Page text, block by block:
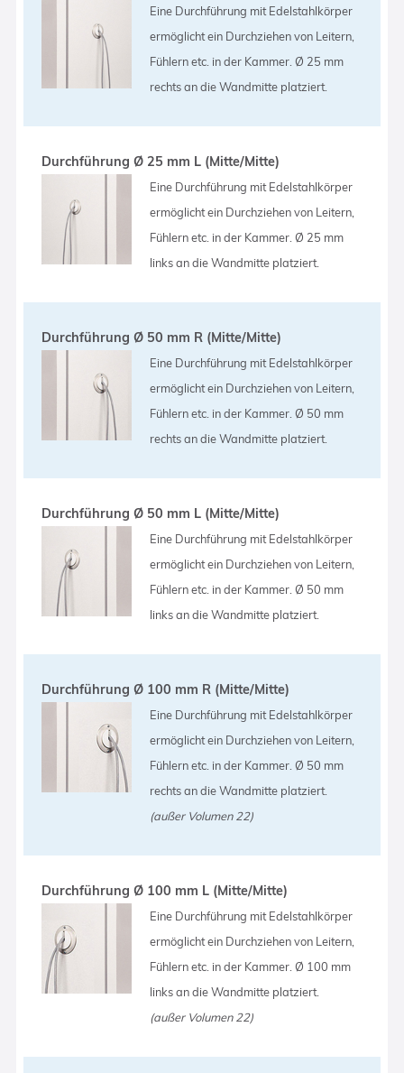
Eine Durchführung mit Edelstahlkörper
ermöglicht ein Durchziehen von Leitern,
Fühlern etc. in der Kammer. Ø 25 mm
rechts an die Wandmitte platziert.
Durchführung Ø 25 mm L (Mitte/Mitte)
Eine Durchführung mit Edelstahlkörper
ermöglicht ein Durchziehen von Leitern,
Fühlern etc. in der Kammer. Ø 25 mm
links an die Wandmitte platziert.
Durchführung Ø 50 mm R (Mitte/Mitte)
Eine Durchführung mit Edelstahlkörper
ermöglicht ein Durchziehen von Leitern,
Fühlern etc. in der Kammer. Ø 50 mm
rechts an die Wandmitte platziert.
Durchführung Ø 50 mm L (Mitte/Mitte)
Eine Durchführung mit Edelstahlkörper
ermöglicht ein Durchziehen von Leitern,
Fühlern etc. in der Kammer. Ø 50 mm
links an die Wandmitte platziert.
Durchführung Ø 100 mm R (Mitte/Mitte)
Eine Durchführung mit Edelstahlkörper
ermöglicht ein Durchziehen von Leitern,
Fühlern etc. in der Kammer. Ø 50 mm
rechts an die Wandmitte platziert.
(außer Volumen 22)
Durchführung Ø 100 mm L (Mitte/Mitte)
Eine Durchführung mit Edelstahlkörper
ermöglicht ein Durchziehen von Leitern,
Fühlern etc. in der Kammer. Ø 100 mm
links an die Wandmitte platziert.
(außer Volumen 22)